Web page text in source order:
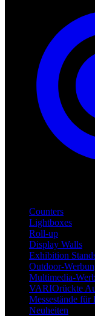
Counters
Lightboxes
Roll-up
Display Walls
Exhibition
Outdoor-
Multimedia-
VARIOrückte
Messestände
Neuheiten